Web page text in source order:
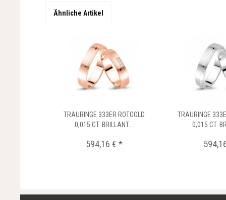
Ähnliche Artikel
TRAURINGE 333ER ROTGOLD
0,015 CT. BRILLANT...
594,16 € *
TRAURINGE
0,015 CT.